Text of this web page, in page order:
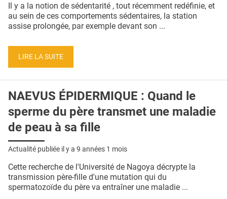
PUBLICITÉ
CONTACT
Il y a la notion de sédentarité , tout récemment redéfinie, et
au sein de ces comportements sédentaires, la station
assise prolongée, par exemple devant son ...
LIRE LA SUITE
NAEVUS ÉPIDERMIQUE : Quand le
sperme du père transmet une maladie
de peau à sa fille
Actualité publiée il y a 9 années 1 mois
Cette recherche de l'Université de Nagoya décrypte la
transmission père-fille d'une mutation qui du
spermatozoïde du père va entraîner une maladie ...